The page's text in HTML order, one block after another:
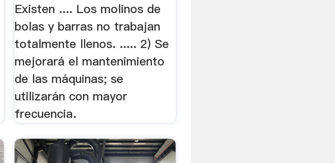
Existen .... Los molinos de
bolas y barras no trabajan
totalmente llenos. ..... 2) Se
mejorará el mantenimiento
de las máquinas; se
utilizarán con mayor
frecuencia.